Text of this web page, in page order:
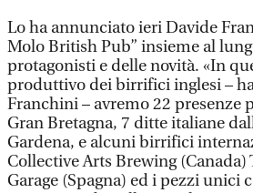
Lo ha annunciato ieri Davide
Molo British Pub” insieme al
protagonisti e delle novità. «In
produttivo dei birrifici inglesi –
Franchini – avremo 22 presenze
Gran Bretagna, 7 ditte italiane
Gardena, e alcuni birrifici
Collective Arts Brewing (Canada)
Garage (Spagna) ed i pezzi unici